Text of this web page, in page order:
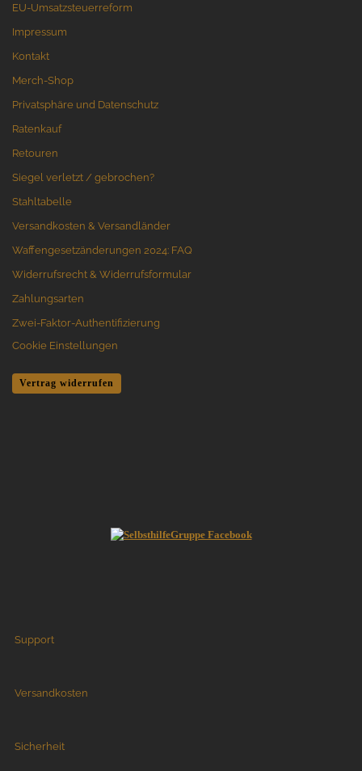
EU-Umsatzsteuerreform
Impressum
Kontakt
Merch-Shop
Privatsphäre und Datenschutz
Ratenkauf
Retouren
Siegel verletzt / gebrochen?
Stahltabelle
Versandkosten & Versandländer
Waffengesetzänderungen 2024: FAQ
Widerrufsrecht & Widerrufsformular
Zahlungsarten
Zwei-Faktor-Authentifizierung
Cookie Einstellungen
Vertrag widerrufen
Support
Versandkosten
Sicherheit